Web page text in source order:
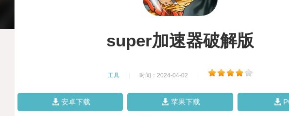
super加速器破解版
工具 时间：2024-04-02
安卓下载 苹果下载